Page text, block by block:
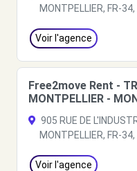
MONTPELLIER, FR-
Voir l'agence
Free2move Rent -
MONTPELLIER -
905 RUE DE
MONTPELLIER, FR-
Voir l'agence